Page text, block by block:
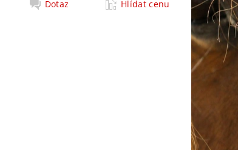
Dotaz Hlídat cenu